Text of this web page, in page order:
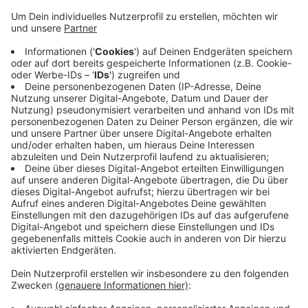
Anzeige
Er muss alle zwei Jahre durch nachgewiesenes
Engagement erneuert werden. In Monheim war es
jetzt das fünfte Mal, heißt es aus dem Rathaus. Hinter
der Auszeichnung steckt eine ganze Reihe an
verschiedenen Maßnahmen, die über die Jahre immer
weiter ausgebaut wurden. Es werden Städte und
Gemeinden ausgezeichnet, die sich besonders für den
fairen Handel einsetzen und die Gerechtigkeit im
Welthandel aktiv unterstützen.
Anzeige